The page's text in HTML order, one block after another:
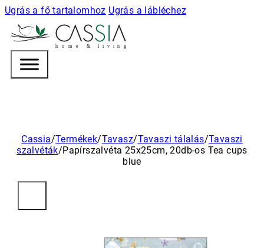
Ugrás a fő tartalomhoz Ugrás a lábléchez
h o m e & l i v i n g
Cassia/Termékek/Tavasz/Tavaszi tálalás/Tavaszi
szalvéták/Papírszalvéta 25x25cm, 20db-os Tea cups
blue